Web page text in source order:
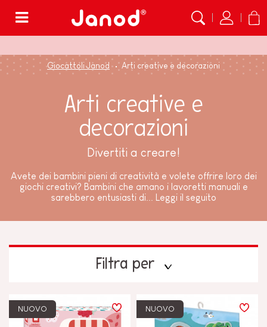
Giocattoli Janod Arti creative e decorazioni
Arti creative e
decorazioni
Divertiti a creare!
Avete dei bambini pieni di creatività e volete offrire loro dei
giochi creativi? Bambini che amano i lavoretti manuali e
sarebbero entusiasti di...
Leggi il seguito
Filtra per
Costruire e progettare
NUOVO NUOVO